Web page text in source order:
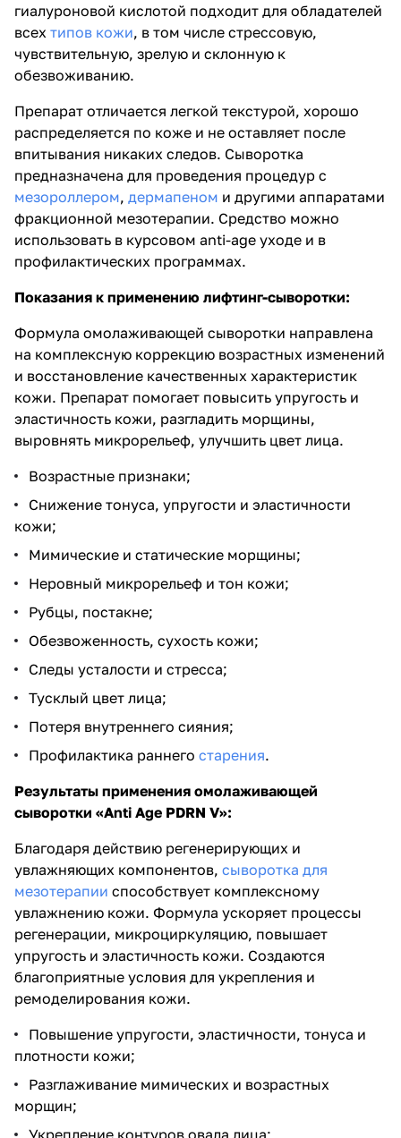
гиалуроновой кислотой подходит для обладателей
всех типов кожи, в том числе стрессовую,
чувствительную, зрелую и склонную к
обезвоживанию.
Препарат отличается легкой текстурой, хорошо
распределяется по коже и не оставляет после
впитывания никаких следов. Сыворотка
предназначена для проведения процедур с
мезороллером, дермапеном и другими аппаратами
фракционной мезотерапии. Средство можно
использовать в курсовом anti-age уходе и в
профилактических программах.
Показания к применению лифтинг-сыворотки:
Формула омолаживающей сыворотки направлена
на комплексную коррекцию возрастных изменений
и восстановление качественных характеристик
кожи. Препарат помогает повысить упругость и
эластичность кожи, разгладить морщины,
выровнять микрорельеф, улучшить цвет лица.
Возрастные признаки;
Снижение тонуса, упругости и эластичности
кожи;
Мимические и статические морщины;
Неровный микрорельеф и тон кожи;
Рубцы, постакне;
Обезвоженность, сухость кожи;
Следы усталости и стресса;
Тусклый цвет лица;
Потеря внутреннего сияния;
Профилактика раннего старения.
Результаты применения омолаживающей
сыворотки «Anti Age PDRN V»:
Благодаря действию регенерирующих и
увлажняющих компонентов, сыворотка для
мезотерапии способствует комплексному
увлажнению кожи. Формула ускоряет процессы
регенерации, микроциркуляцию, повышает
упругость и эластичность кожи. Создаются
благоприятные условия для укрепления и
ремоделирования кожи.
Повышение упругости, эластичности, тонуса и
плотности кожи;
Разглаживание мимических и возрастных
морщин;
Укрепление контуров овала лица;